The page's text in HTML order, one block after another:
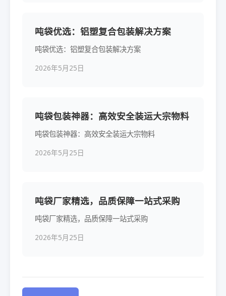
吨袋优选：铝塑复合包装解决方案
吨袋优选：铝塑复合包装解决方案
2026年5月25日
吨袋包装神器：高效安全装运大宗物料
吨袋包装神器：高效安全装运大宗物料
2026年5月25日
吨袋厂家精选，品质保障一站式采购
吨袋厂家精选，品质保障一站式采购
2026年5月25日